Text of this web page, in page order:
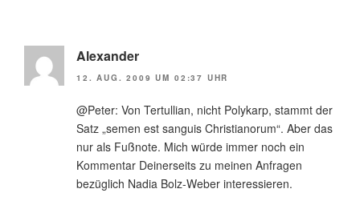
Alexander
12. AUG. 2009 UM 02:37 UHR
@Peter: Von Tertullian, nicht Polykarp, stammt der
Satz „semen est sanguis Christianorum“. Aber das
nur als Fußnote. Mich würde immer noch ein
Kommentar Deinerseits zu meinen Anfragen
bezüglich Nadia Bolz-Weber interessieren.